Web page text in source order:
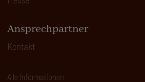
Ansprechpartner
Kontakt
Alle Informationen